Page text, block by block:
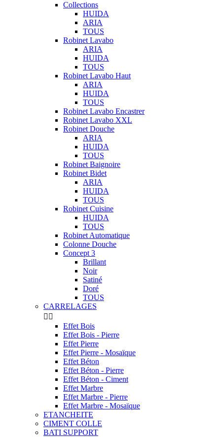
Collections
HUIDA
ARIA
TOUS
Robinet Lavabo
ARIA
HUIDA
TOUS
Robinet Lavabo Haut
ARIA
HUIDA
TOUS
Robinet Lavabo Encastrer
Robinet Lavabo XXL
Robinet Douche
ARIA
HUIDA
TOUS
Robinet Baignoire
Robinet Bidet
ARIA
HUIDA
TOUS
Robinet Cuisine
HUIDA
TOUS
Robinet Automatique
Colonne Douche
Concept 3
Brillant
Noir
Satiné
Doré
TOUS
CARRELAGES
 
Effet Bois
Effet Bois - Pierre
Effet Pierre
Effet Pierre - Mosaïque
Effet Béton
Effet Béton - Pierre
Effet Béton - Ciment
Effet Marbre
Effet Marbre - Pierre
Effet Marbre - Mosaïque
ETANCHEITE
CIMENT COLLE
BATI SUPPORT